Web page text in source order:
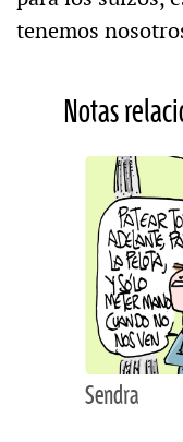
tenemos
Notas
Sendra